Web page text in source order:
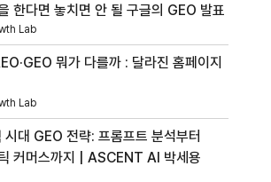
한다면 놓치면 안 될 구글의 GEO 발표
Lab
뭐가 다를까 : 달라진 홈페이지
Lab
시대 GEO 전략: 프롬프트 분석부터
커머스까지 | ASCENT AI 박세용